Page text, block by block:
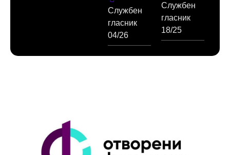
Службен
гласник
04/26
Службен
гласник
18/25